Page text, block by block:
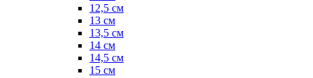
12,5 см
13 см
13,5 см
14 см
14,5 см
15 см